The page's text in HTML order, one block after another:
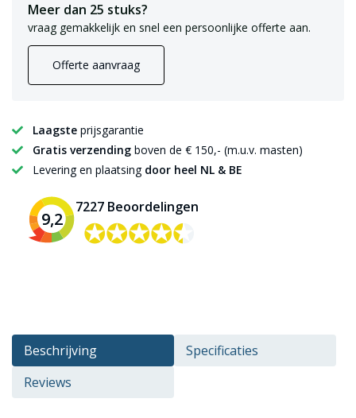
Meer dan 25 stuks?
vraag gemakkelijk en snel een persoonlijke offerte aan.
Offerte aanvraag
Laagste prijsgarantie
Gratis verzending boven de € 150,- (m.u.v. masten)
Levering en plaatsing door heel NL & BE
9,2
7227 Beoordelingen
✪✪✪✪✪
✪✪✪✪✪
Beschrijving
Specificaties
Reviews